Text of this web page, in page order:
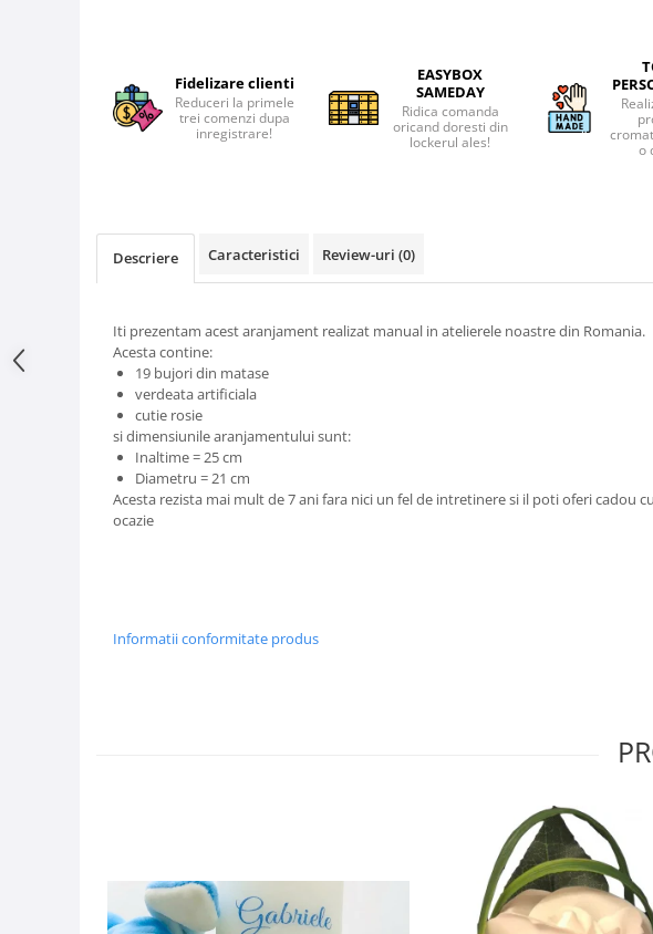
Fidelizare clienti
Reduceri la primele
trei comenzi dupa
inregistrare!
EASYBOX
SAMEDAY
Ridica comanda
oricand doresti din
lockerul ales!
o
Descriere Caracteristici Review-uri (0)
Iti prezentam acest aranjament realizat manual in atelierele noastre din Romania.
Acesta contine:
19 bujori din matase
verdeata artificiala
cutie rosie
si dimensiunile aranjamentului sunt:
Inaltime = 25 cm
Diametru = 21 cm
Acesta rezista mai mult de 7 ani fara nici un fel de intretinere si il poti oferi cadou
ocazie
Informatii conformitate produs